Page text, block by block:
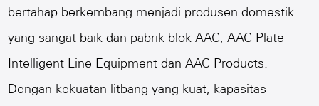
bertahap berkembang menjadi produsen domestik
yang sangat baik dan pabrik blok AAC, AAC Plate
Intelligent Line Equipment dan AAC Products.
Dengan kekuatan litbang yang kuat, kapasitas